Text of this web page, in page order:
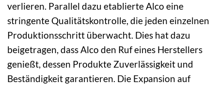
verlieren. Parallel dazu etablierte Alco eine
stringente Qualitätskontrolle, die jeden einzelnen
Produktionsschritt überwacht. Dies hat dazu
beigetragen, dass Alco den Ruf eines Herstellers
genießt, dessen Produkte Zuverlässigkeit und
Beständigkeit garantieren. Die Expansion auf